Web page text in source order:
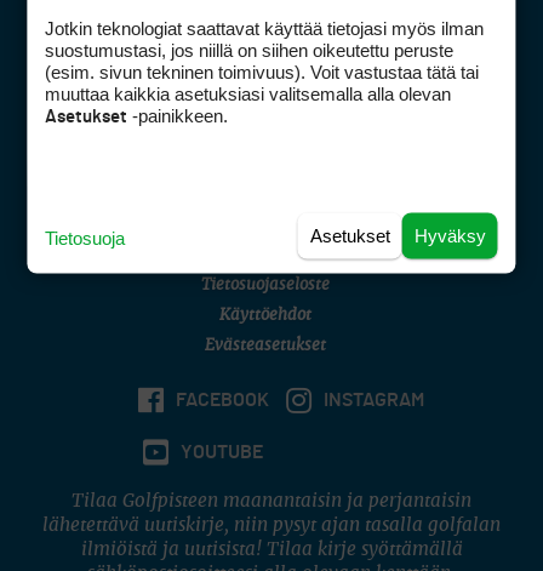
Golfpisteen yhteystiedot
DSA avoimuusraportti
Asiakaspalvelu
(digi) digi@otavamedia.fi
Tietosuojaseloste
Käyttöehdot
Evästeasetukset
FACEBOOK INSTAGRAM
YOUTUBE
Tilaa Golfpisteen maanantaisin ja perjantaisin
lähetettävä uutiskirje, niin pysyt ajan tasalla golfalan
ilmiöistä ja uutisista! Tilaa kirje syöttämällä
Jotkin teknologiat saattavat käyttää tietojasi myös ilman
suostumustasi, jos niillä on siihen oikeutettu peruste
(esim. sivun tekninen toimivuus). Voit vastustaa tätä tai
muuttaa kaikkia asetuksiasi valitsemalla alla olevan
Asetukset -painikkeen.
Hyväksy
Asetukset
Tietosuoja